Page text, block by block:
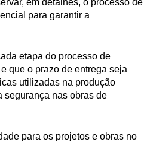
em detalhes, o processo de
para garantir a
etapa do processo de
que o prazo de entrega seja
utilizadas na produção
segurança nas obras de
para os projetos e obras no